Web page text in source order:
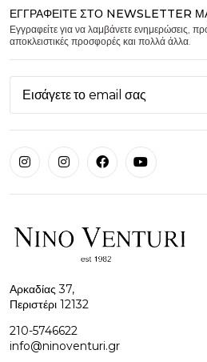
ΕΓΓΡΑΦΕΊΤΕ ΣΤΟ NEWSLETTER
Εγγραφείτε για να λαμβάνετε ενημερώσεις,
αποκλειστικές προσφορές και πολλά άλλα.
Αρκαδίας 37,
Περιστέρι 12132
210-5746622
info@ninoventuri.gr